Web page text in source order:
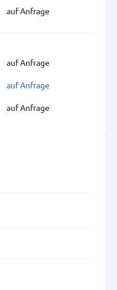
auf Anfrage
auf Anfrage
auf Anfrage
auf Anfrage